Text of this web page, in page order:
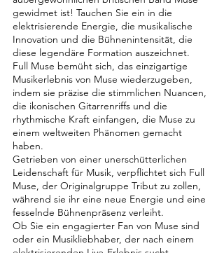
gewidmet ist! Tauchen Sie ein in die
elektrisierende Energie, die musikalische
Innovation und die Bühnenintensität, die
diese legendäre Formation auszeichnet.
Full Muse bemüht sich, das einzigartige
Musikerlebnis von Muse wiederzugeben,
indem sie präzise die stimmlichen Nuancen,
die ikonischen Gitarrenriffs und die
rhythmische Kraft einfangen, die Muse zu
einem weltweiten Phänomen gemacht
haben.
Getrieben von einer unerschütterlichen
Leidenschaft für Musik, verpflichtet sich Full
Muse, der Originalgruppe Tribut zu zollen,
während sie ihr eine neue Energie und eine
fesselnde Bühnenpräsenz verleiht.
Ob Sie ein engagierter Fan von Muse sind
oder ein Musikliebhaber, der nach einem